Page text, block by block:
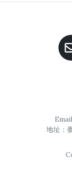
Email
地址：